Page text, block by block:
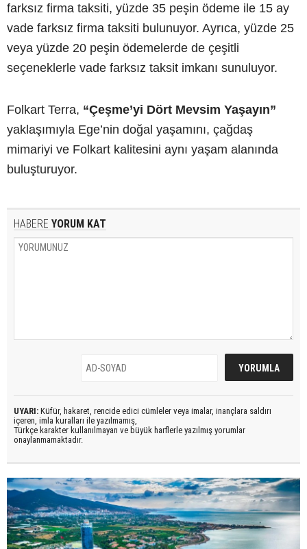
farksız firma taksiti, yüzde 35 peşin ödeme ile 15 ay
vade farksız firma taksiti bulunuyor. Ayrıca, yüzde 25
veya yüzde 20 peşin ödemelerde de çeşitli
seçeneklerle vade farksız taksit imkanı sunuluyor.
Folkart Terra, “Çeşme’yi Dört Mevsim Yaşayın”
yaklaşımıyla Ege’nin doğal yaşamını, çağdaş
mimariyi ve Folkart kalitesini aynı yaşam alanında
buluşturuyor.
HABERE YORUM KAT
UYARI: Küfür, hakaret, rencide edici cümleler veya imalar, inançlara saldırı
içeren, imla kuralları ile yazılmamış,
Türkçe karakter kullanılmayan ve büyük harflerle yazılmış yorumlar
onaylanmamaktadır.